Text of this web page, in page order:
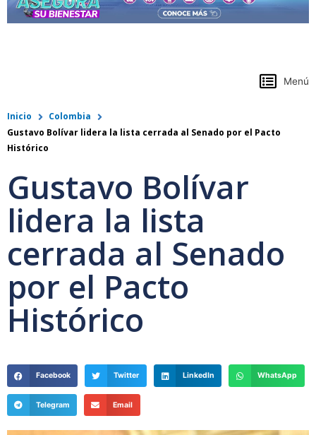
Menú
Inicio
Colombia
Gustavo Bolívar lidera la lista cerrada al Senado por el Pacto
Histórico
Gustavo Bolívar
lidera la lista
cerrada al Senado
por el Pacto
Histórico
Facebook Twitter LinkedIn WhatsApp
Telegram Email